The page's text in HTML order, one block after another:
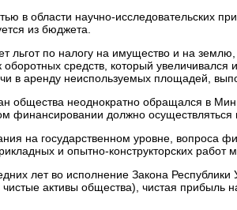
в области научно-исследовательских
из бюджета.
льгот по налогу на имущество и на
оборотных средств, который
в аренду неиспользуемых площадей,
общества неоднократно обращался в
финансировании должно
на государственном уровне, вопроса
и опытно-конструкторских
лет во исполнение Закона
активы общества), чистая прибыль